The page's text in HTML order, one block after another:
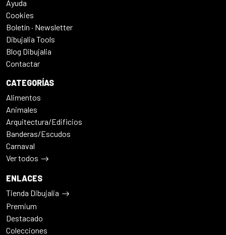
Ayuda
Cookies
Boletín · Newsletter
Dibujalia Tools
Blog Dibujalia
Contactar
CATEGORÍAS
Alimentos
Animales
Arquitectura/Edificios
Banderas/Escudos
Carnaval
Ver todos
ENLACES
Tienda Dibujalia
Premium
Destacado
Colecciones